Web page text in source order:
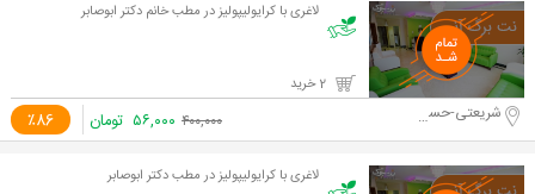
لاغری با کرایولیپولیز در مطب خانم دکتر ابوصابر
٪86 شریعتی-حسینیه ارشاد ۴۰۰,۰۰۰ ۵۶,۰۰۰ تومان
لاغری با کرایولیپولیز در مطب دکتر ابوصابر